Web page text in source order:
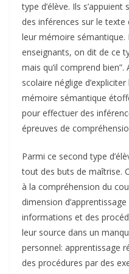
type d’élève. Ils
des inférences sur le
leur mémoire sémantique.
enseignants, on dit de ce
mais qu’il comprend
scolaire néglige
mémoire sémantique
pour effectuer des
épreuves de
Parmi ce second type
tout des buts de maîtrise.
à la compréhension du
dimension
informations et des
leur source dans un
personnel: apprentissage
des procédures par des